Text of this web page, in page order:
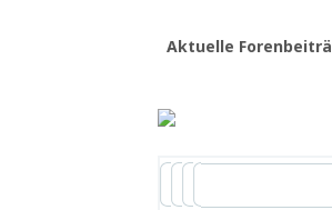
Aktuelle